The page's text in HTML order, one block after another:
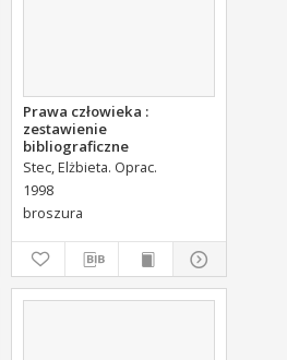
Prawa człowieka :
zestawienie
bibliograficzne
Stec, Elżbieta. Oprac.
1998
broszura